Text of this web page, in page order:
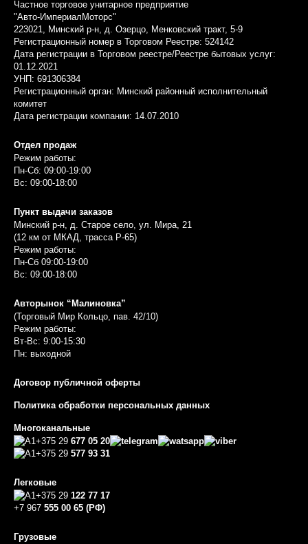
Частное торговое унитарное предприятие
"Авто-ИмпериалМоторс"
223021, Минский р-н, д. Озерцо, Менковский тракт, 5-9
Регистрационный номер в Торговом Реестре: 524142
Дата регистрации в Торговом реестре/Реестре бытовых услуг:
01.12.2021
УНП: 691306384
Регистрационный орган: Минский районный исполнительный
комитет
Дата регистрации компании: 14.07.2010
Отдел продаж
Режим работы:
Пн-Сб: 09:00-19:00
Вс: 09:00-18:00
Пункт выдачи заказов
Минский р-н, д. Старое село, ул. Мира, 21
(12 км от МКАД, трасса P-65)
Режим работы:
Пн-Сб 09:00-19:00
Вс: 09:00-18:00
Авторынок “Малиновка”
(Торговый Мир Кольцо, пав. 42/10)
Режим работы:
Вт-Вс: 9:00-15:30
Пн: выходной
Договор публичной оферты
Политика обработки персональных данных
Многоканальные
+375 29 677 05 20
+375 29 577 93 31
Легковые
+375 29 122 77 17
+7 967 555 00 65 (РФ)
Грузовые